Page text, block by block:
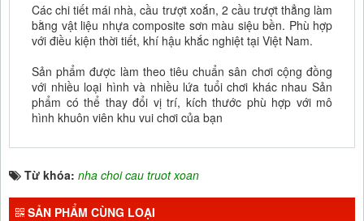
Các chi tiết mái nhà, cầu trượt xoắn, 2 cầu trượt thẳng làm
bằng vật liệu nhựa composite sơn màu siệu bền. Phù hợp
với điều kiện thời tiết, khí hậu khắc nghiệt tại Việt Nam.
Sản phẩm được làm theo tiêu chuẩn sân chơi cộng đồng
với nhiều loại hình và nhiều lứa tuổi chơi khác nhau Sản
phẩm có thể thay đổi vị trí, kích thước phù hợp với mô
hình khuôn viên khu vui chơi của bạn
Từ khóa: nha choi cau truot xoan
SẢN PHẨM CÙNG LOẠI